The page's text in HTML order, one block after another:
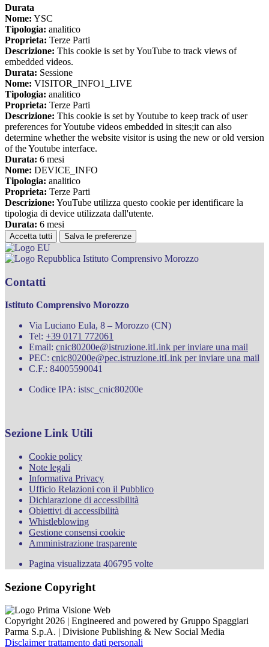
Durata
Nome: YSC
Tipologia: analitico
Proprieta: Terze Parti
Descrizione: This cookie is set by YouTube to track views of
embedded videos.
Durata: Sessione
Nome: VISITOR_INFO1_LIVE
Tipologia: analitico
Proprieta: Terze Parti
Descrizione: This cookie is set by Youtube to keep track of user
preferences for Youtube videos embedded in sites;it can also
determine whether the website visitor is using the new or old version
of the Youtube interface.
Durata: 6 mesi
Nome: DEVICE_INFO
Tipologia: analitico
Proprieta: Terze Parti
Descrizione: YouTube utilizza questo cookie per identificare la
tipologia di device utilizzata dall'utente.
Durata: 6 mesi
Accetta tutti Salva le preferenze
Istituto Comprensivo Morozzo
Contatti
Istituto Comprensivo Morozzo
Via Luciano Eula, 8 – Morozzo (CN)
Tel: +39 0171 772061
Email: cnic80200e@istruzione.itLink per inviare una mail
PEC: cnic80200e@pec.istruzione.itLink per inviare una mail
C.F.: 84005590041
Codice IPA: istsc_cnic80200e
Sezione Link Utili
Cookie policy
Note legali
Informativa Privacy
Ufficio Relazioni con il Pubblico
Dichiarazione di accessibilità
Obiettivi di accessibilità
Whistleblowing
Gestione consensi cookie
Amministrazione trasparente
Pagina visualizzata 406795 volte
Sezione Copyright
Copyright 2026 | Engineered and powered by Gruppo Spaggiari
Parma S.p.A. | Divisione Publishing & New Social Media
Disclaimer trattamento dati personali